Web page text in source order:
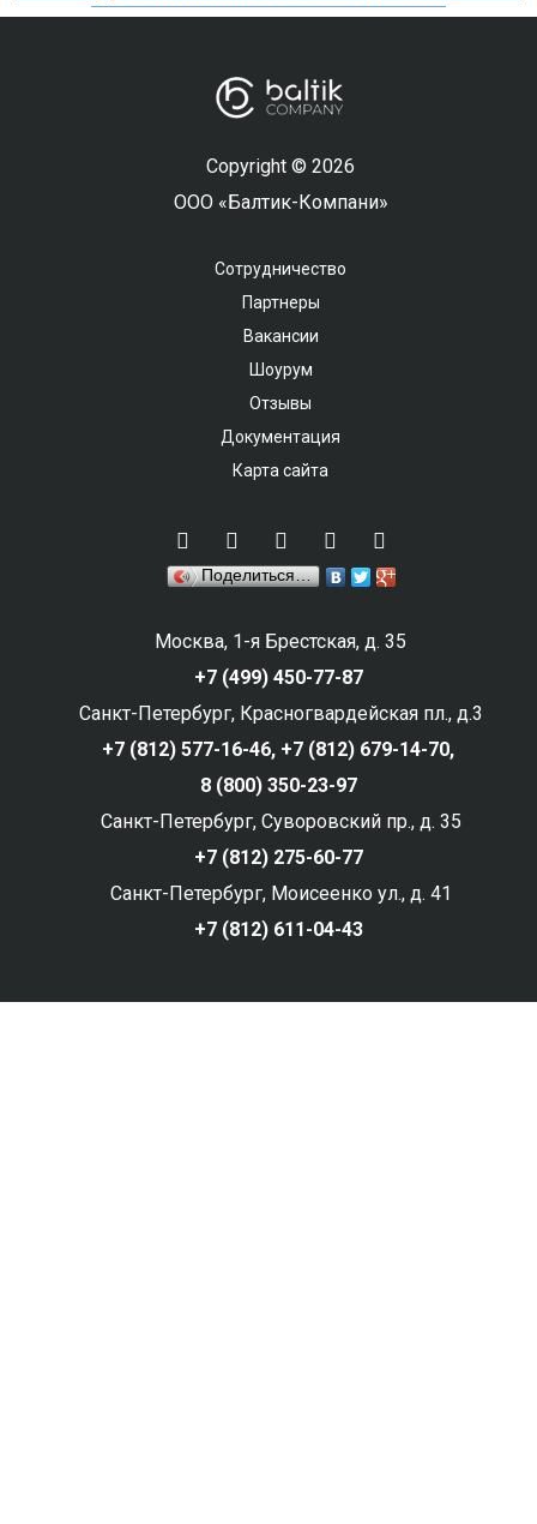
Copyright © 2026
ООО «Балтик-Компани»
Сотрудничество
Партнеры
Вакансии
Шоурум
Отзывы
Документация
Карта сайта
Поделиться…
Москва, 1-я Брестская, д. 35
+7 (499) 450-77-87
Санкт-Петербург, Красногвардейская пл., д.3
+7 (812) 577-16-46, +7 (812) 679-14-70,
8 (800) 350-23-97
Санкт-Петербург, Суворовский пр., д. 35
+7 (812) 275-60-77
Санкт-Петербург, Моисеенко ул., д. 41
+7 (812) 611-04-43